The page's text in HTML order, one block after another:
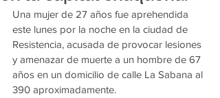
Una mujer de 27 años fue aprehendida
este lunes por la noche en la ciudad de
Resistencia, acusada de provocar lesiones
y amenazar de muerte a un hombre de 67
años en un domicilio de calle La Sabana al
390 aproximadamente.